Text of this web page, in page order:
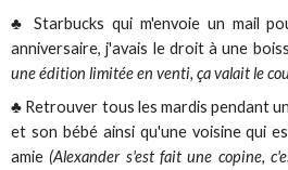
♣ Starbucks qui m'envoie un mail
anniversaire, j'avais le droit à une
une édition limitée en venti, ça valait le
♣ Retrouver tous les mardis pendant
et son bébé ainsi qu'une voisine qui
amie (Alexander s'est fait une copine,